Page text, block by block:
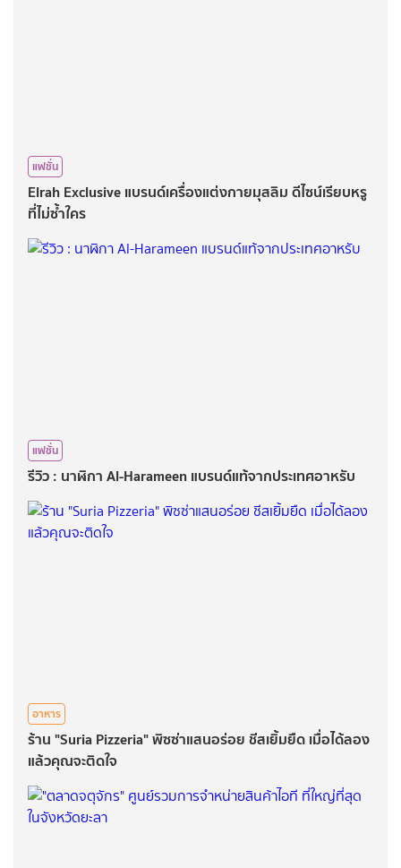
แฟชั่น
Elrah Exclusive แบรนด์เครื่องแต่งกายมุสลิม ดีไซน์เรียบหรู
ที่ไม่ซ้ำใคร
แฟชั่น
รีวิว : นาฬิกา Al-Harameen แบรนด์แท้จากประเทศอาหรับ
อาหาร
ร้าน "Suria Pizzeria" พิซซ่าแสนอร่อย ชีสเยิ้มยืด เมื่อได้ลอง
แล้วคุณจะติดใจ